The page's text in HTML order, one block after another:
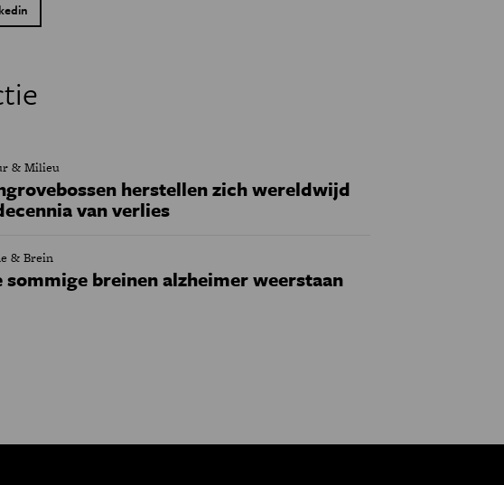
& Milieu
herstellen zich wereldwijd
van verlies
& Brein
sommige breinen alzheimer weerstaan